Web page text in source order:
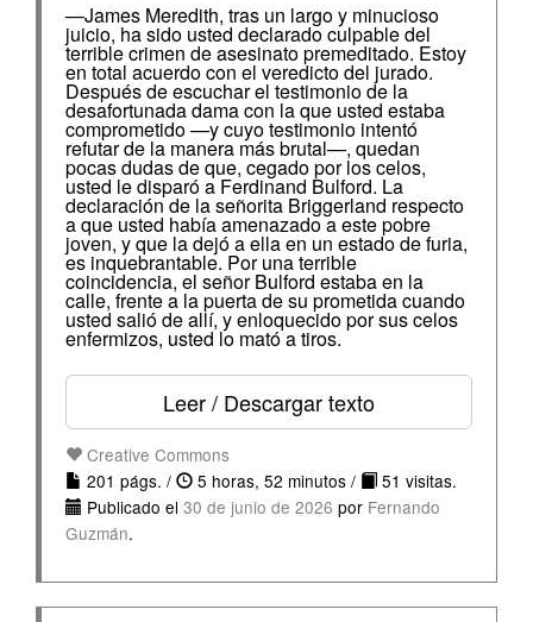
—James Meredith, tras un largo y minucioso
juicio, ha sido usted declarado culpable del
terrible crimen de asesinato premeditado. Estoy
en total acuerdo con el veredicto del jurado.
Después de escuchar el testimonio de la
desafortunada dama con la que usted estaba
comprometido —y cuyo testimonio intentó
refutar de la manera más brutal—, quedan
pocas dudas de que, cegado por los celos,
usted le disparó a Ferdinand Bulford. La
declaración de la señorita Briggerland respecto
a que usted había amenazado a este pobre
joven, y que la dejó a ella en un estado de furia,
es inquebrantable. Por una terrible
coincidencia, el señor Bulford estaba en la
calle, frente a la puerta de su prometida cuando
usted salió de allí, y enloquecido por sus celos
enfermizos, usted lo mató a tiros.
Leer / Descargar texto
Creative Commons
201 págs. /
5 horas, 52 minutos /
51 visitas.
Publicado el 30 de junio de 2026 por Fernando
Guzmán.